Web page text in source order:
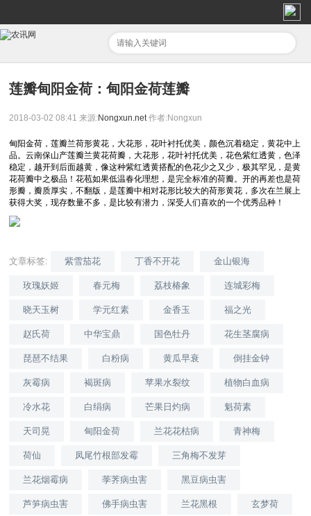
莲瓣甸阳金荷：甸阳金荷莲瓣
2018-03-02 08:41 来源:Nongxun.net 作者:Nongxun
甸阳金荷，莲瓣兰荷形黄花，大花形，花叶衬托优美，颜色沉着稳定，黄花中上
品。云南保山产莲瓣兰黄花荷瓣，大花形，花叶衬托优美，花色紫红透黄，色泽
稳定，越开到后面越黄，像这种紫红透黄搭配的色花少之又少，极其罕见，是黄
花荷瓣中之极品！花苞如果低温春化理想，是完全标准的荷瓣。开的再差也是荷
形瓣，瓣质厚实，不翻版，是莲瓣中相对花形比较大的荷形黄花，多次在兰展上
获得大奖，现存数量不多，是比较有潜力，深受人们喜欢的一个优秀品种！
文章标签: 紫雪茄花 丁香不开花 金山银海
玫瑰妖姬 春元梅 荔枝椿象 连城彩梅
晓天玉树 学元红素 金香玉 福之光
赵氏荷 中华宝鼎 国色牡丹 花生茎腐病
琵琶不结果 白粉病 黄瓜早衰 倒挂金钟
灰霉病 褐斑病 苹果水裂纹 植物白血病
冷水花 白绢病 芒果日灼病 魁荷素
天司晃 甸阳金荷 兰花花枯病 青神梅
荷仙 凤尾竹根部发霉 三角梅不发芽
兰花烟霉病 荸荠病虫害 黑豆病虫害
芦笋病虫害 佛手病虫害 兰花黑根 玄梦荷